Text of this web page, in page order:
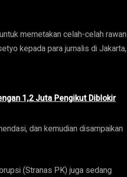
memetakan celah-celah rawan
kepada para jurnalis di Jakarta,
1,2 Juta Pengikut Diblokir
dan kemudian disampaikan
(Stranas PK) juga sedang